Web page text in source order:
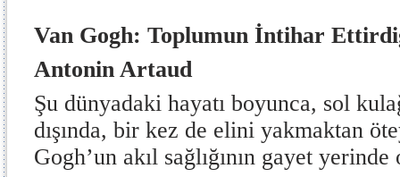
Van Gogh: Toplumun İntihar
Antonin Artaud
Şu dünyadaki hayatı boyunca, sol
dışında, bir kez de elini yakmaktan
Gogh’un akıl sağlığının gayet